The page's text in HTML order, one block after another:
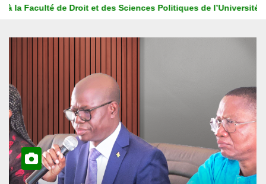
l’Université de Kara La HAPLUCIA associe l’ISM